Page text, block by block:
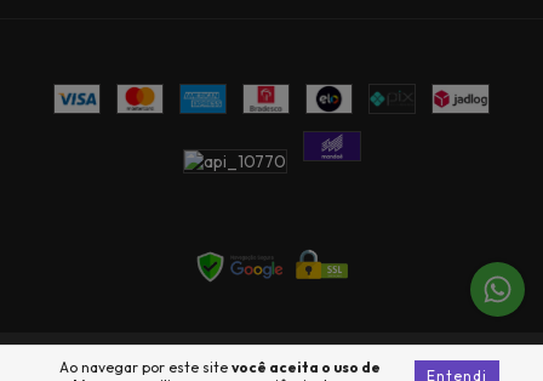
Ao navegar por este site você aceita o uso de
Entendi
Copyright Arte Própria - 23735360000137 - 2026. Todos os direitos